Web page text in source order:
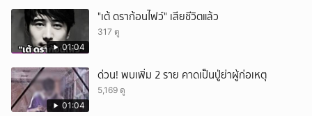
01:04
"เต้ ดราก้อนไฟว์" เสียชีวิตแล้ว
317 ดู
01:04
ด่วน! พบเพิ่ม 2 ราย คาดเป็นปู่ย่าผู้ก่อเหตุ
5,169 ดู